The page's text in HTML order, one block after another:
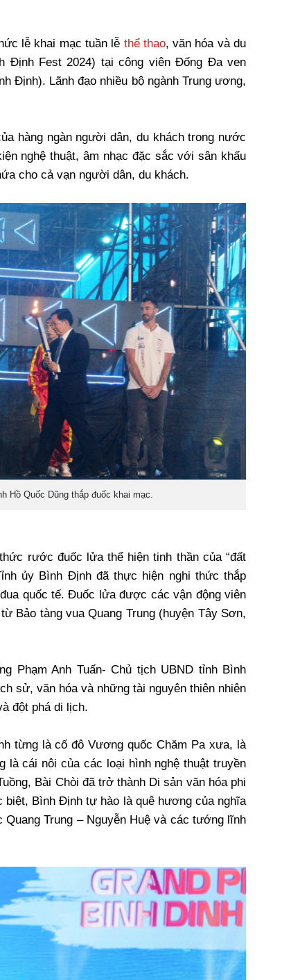
lễ khai mạc tuần lễ thể thao, văn hóa và du
Định Fest 2024) tại công viên Đống Đa ven
Định). Lãnh đạo nhiều bộ ngành Trung ương,
hàng ngàn người dân, du khách trong nước
nghệ thuật, âm nhạc đặc sắc với sân khấu
cho cả vạn người dân, du khách.
Hồ Quốc Dũng thắp đuốc khai mạc.
rước đuốc lửa thể hiện tinh thần của “đất
ủy Bình Định đã thực hiện nghi thức thắp
quốc tế. Đuốc lửa được các vận động viên
Bảo tàng vua Quang Trung (huyện Tây Sơn,
Phạm Anh Tuấn- Chủ tịch UBND tỉnh Bình
sử, văn hóa và những tài nguyên thiên nhiên
đột phá di lịch.
từng là cố đô Vương quốc Chăm Pa xưa, là
là cái nôi của các loại hình nghệ thuật truyền
Bài Chòi đã trở thành Di sản văn hóa phi
biệt, Bình Định tự hào là quê hương của nghĩa
Trung – Nguyễn Huệ và các tướng lĩnh